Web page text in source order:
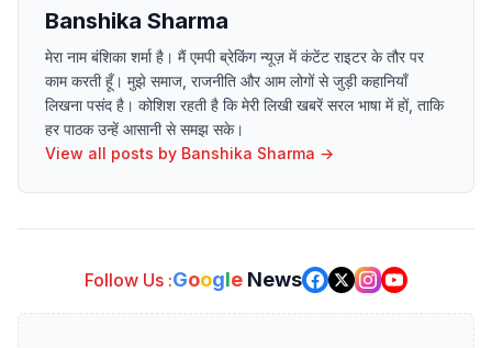
Banshika Sharma
मेरा नाम बंशिका शर्मा है। मैं एमपी ब्रेकिंग न्यूज़ में कंटेंट राइटर के तौर पर
काम करती हूँ। मुझे समाज, राजनीति और आम लोगों से जुड़ी कहानियाँ
लिखना पसंद है। कोशिश रहती है कि मेरी लिखी खबरें सरल भाषा में हों, ताकि
हर पाठक उन्हें आसानी से समझ सके।
View all posts by Banshika Sharma →
Follow Us :Google News